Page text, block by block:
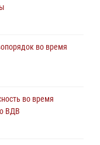
во время
во время
ВДВ